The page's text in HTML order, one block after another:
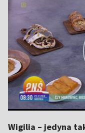
Wigilia – jedyna